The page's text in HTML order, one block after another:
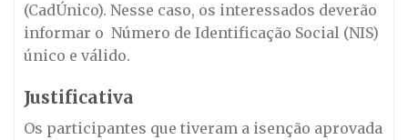
(CadÚnico). Nesse caso, os interessados deverão
informar o Número de Identificação Social (NIS)
único e válido.
Justificativa
Os participantes que tiveram a isenção aprovada